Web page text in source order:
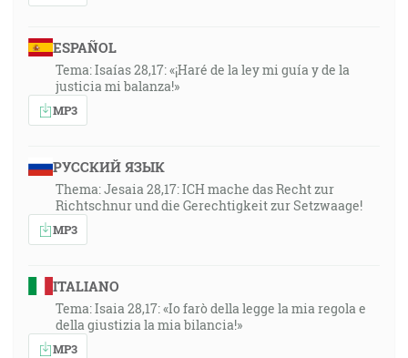
ESPAÑOL
Tema: Isaías 28,17: «¡Haré de la ley mi guía y de la
justicia mi balanza!»
MP3
РУССКИЙ ЯЗЫК
Thema: Jesaia 28,17: ICH mache das Recht zur
Richtschnur und die Gerechtigkeit zur Setzwaage!
MP3
ITALIANO
Tema: Isaia 28,17: «Io farò della legge la mia regola e
della giustizia la mia bilancia!»
MP3